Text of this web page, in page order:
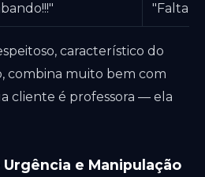
"Faltam
característico do
combina muito bem com
cliente é professora — ela
e Manipulação